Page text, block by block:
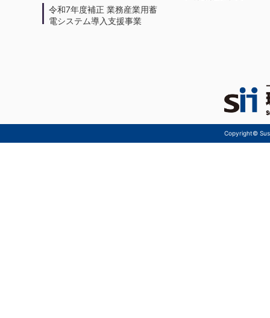
令和7年度補正 業務産業用蓄
電システム導入支援事業
Copyright©